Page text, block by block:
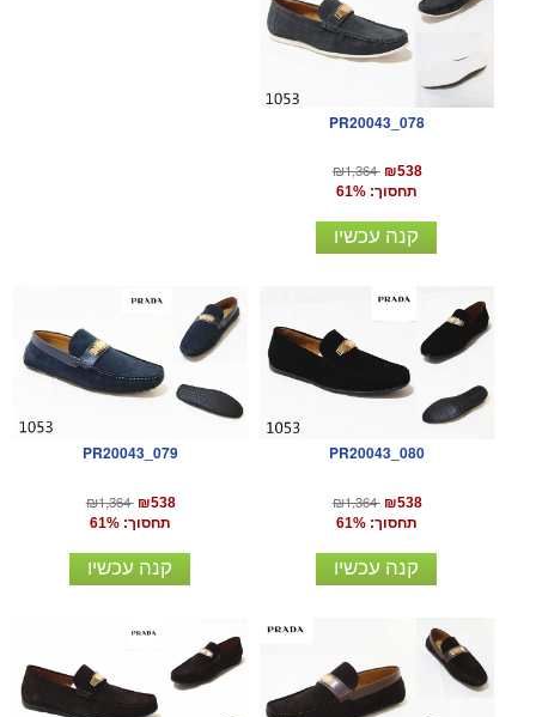
PR20043_078
₪1,364 ₪538
תחסוך: 61%
קנה עכשיו
PR20043_079
₪1,364 ₪538
תחסוך: 61%
קנה עכשיו
PR20043_080
₪1,364 ₪538
תחסוך: 61%
קנה עכשיו